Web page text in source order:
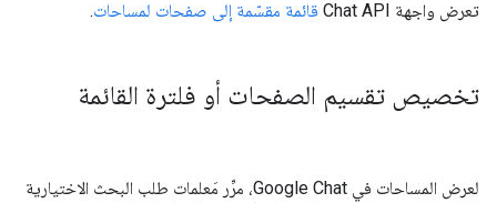
تعرض واجهة Chat API قائمة مقسّمة إلى صفحات لمساحات.
تخصيص تقسيم الصفحات أو فلترة القائمة
لعرض المساحات في Google Chat، مرِّر مَعلمات طلب البحث الاختيارية